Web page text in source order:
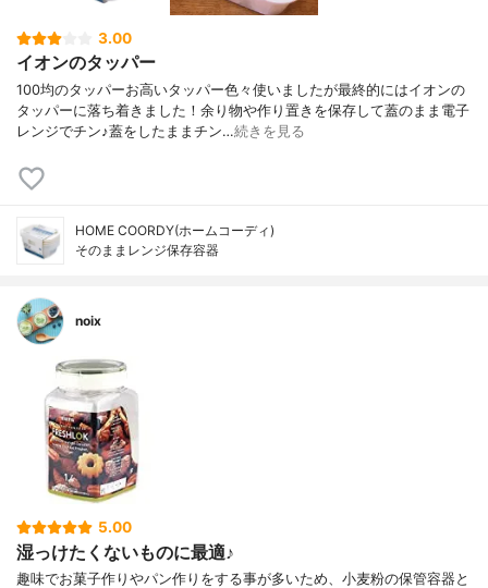
3.00
イオンのタッパー
100均のタッパーお高いタッパー色々使いましたが最終的にはイオンの
タッパーに落ち着きました！余り物や作り置きを保存して蓋のまま電子
レンジでチン♪蓋をしたままチン…続きを見る
HOME COORDY(ホームコーディ)
そのままレンジ保存容器
noix
5.00
湿っけたくないものに最適♪
趣味でお菓子作りやパン作りをする事が多いため、小麦粉の保管容器と